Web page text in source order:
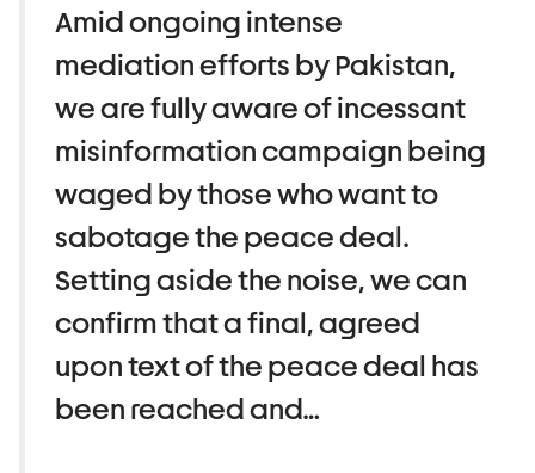
Amid ongoing intense
mediation efforts by Pakistan,
we are fully aware of incessant
misinformation campaign being
waged by those who want to
sabotage the peace deal.
Setting aside the noise, we can
confirm that a final, agreed
upon text of the peace deal has
been reached and…